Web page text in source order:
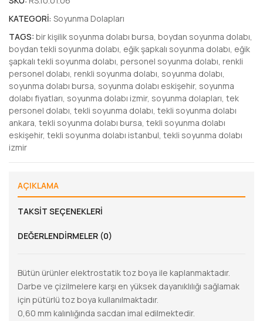
KATEGORI: Soyunma Dolapları
TAGS: bir kişilik soyunma dolabı bursa, boydan soyunma dolabı,
boydan tekli soyunma dolabı, eğik şapkalı soyunma dolabı, eğik
şapkalı tekli soyunma dolabı, personel soyunma dolabı, renkli
personel dolabı, renkli soyunma dolabı, soyunma dolabı,
soyunma dolabı bursa, soyunma dolabı eskişehir, soyunma
dolabı fiyatları, soyunma dolabı izmir, soyunma dolapları, tek
personel dolabı, tekli soyunma dolabı, tekli soyunma dolabı
ankara, tekli soyunma dolabı bursa, tekli soyunma dolabı
eskişehir, tekli soyunma dolabı istanbul, tekli soyunma dolabı
izmir
AÇIKLAMA
TAKSIT SEÇENEKLERI
DEĞERLENDIRMELER (0)
Bütün ürünler elektrostatik toz boya ile kaplanmaktadır.
Darbe ve çizilmelere karşı en yüksek dayanıklılığı sağlamak
için pütürlü toz boya kullanılmaktadır.
0,60 mm kalınlığında sacdan imal edilmektedir.